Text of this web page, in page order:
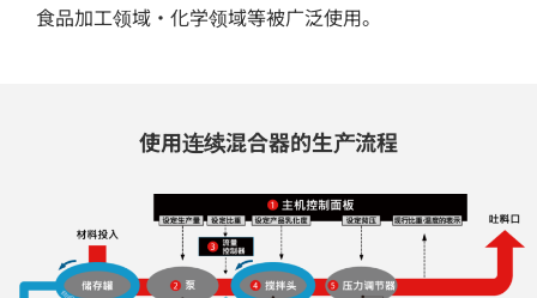
食品加工领域・化学领域等被广泛使用。
使用连续混合器的生产流程